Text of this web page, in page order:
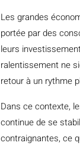
Les grandes
portée par des
leurs
ralentissement ne
retour à un rythme
Dans ce contexte,
continue de se
contraignantes, ce